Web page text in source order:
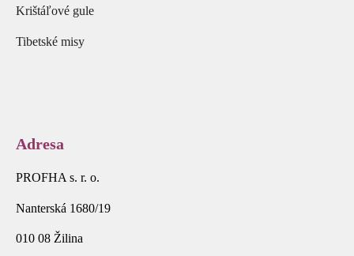
Krištáľové gule
Tibetské misy
Adresa
PROFHA s. r. o.
Nanterská 1680/19
010 08 Žilina